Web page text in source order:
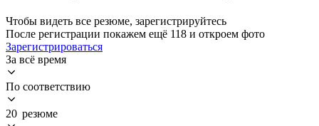
Чтобы видеть все резюме, зарегистрируйтесь
После регистрации покажем ещё 118 и откроем фото
Зарегистрироваться
За всё время
По соответствию
20 резюме